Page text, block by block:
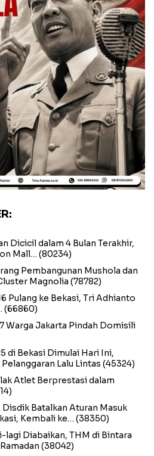
Dicicil dalam 4 Bulan Terakhir,
Mall… (80234)
Pembangunan Mushola dan
Magnolia (78782)
Pulang ke Bekasi, Tri Adhianto
(66860)
Warga Jakarta Pindah Domisili
di Bekasi Dimulai Hari Ini,
Lalu Lintas (45324)
Atlet Berprestasi dalam
Batalkan Aturan Masuk
Kembali ke… (38350)
lagi Diabaikan, THM di Bintara
(38042)